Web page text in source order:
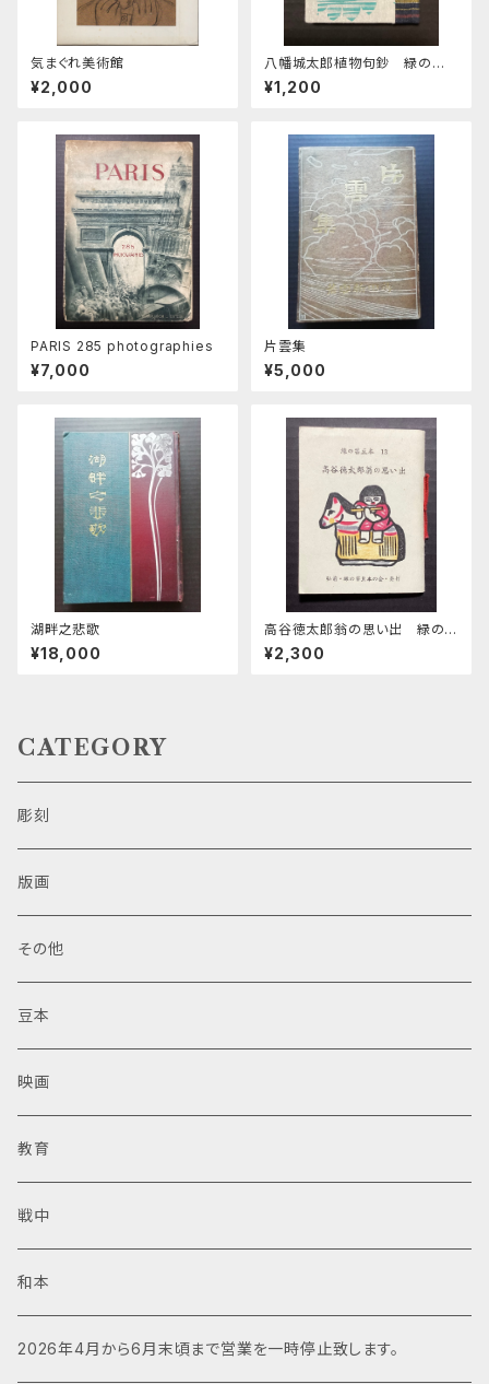
気まぐれ美術館
¥2,000
八幡城太郎植物句鈔 緑の笛
豆本 第31期第121集
¥1,200
PARIS 285 photographies
¥7,000
片雲集
¥5,000
湖畔之悲歌
¥18,000
高谷徳太郎翁の思い出 緑の
笛豆本第13集
¥2,300
CATEGORY
彫刻
版画
その他
豆本
映画
教育
戦中
和本
2026年4月から6月末頃まで営業を一時停止致します。